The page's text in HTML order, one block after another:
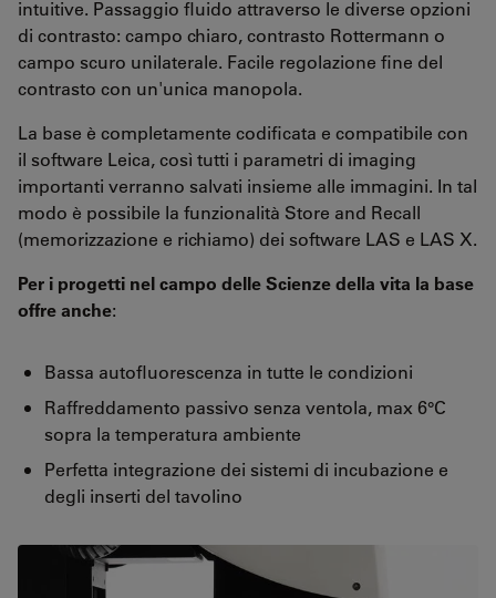
intuitive. Passaggio fluido attraverso le diverse opzioni
di contrasto: campo chiaro, contrasto Rottermann o
campo scuro unilaterale. Facile regolazione fine del
contrasto con un'unica manopola.
La base è completamente codificata e compatibile con
il software Leica, così tutti i parametri di imaging
importanti verranno salvati insieme alle immagini. In tal
modo è possibile la funzionalità Store and Recall
(memorizzazione e richiamo) dei software LAS e LAS X.
Per i progetti nel campo delle Scienze della vita la base
offre anche:
Bassa autofluorescenza in tutte le condizioni
Raffreddamento passivo senza ventola, max 6°C
sopra la temperatura ambiente
Perfetta integrazione dei sistemi di incubazione e
degli inserti del tavolino